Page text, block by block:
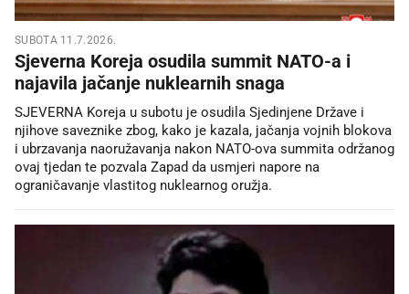
SUBOTA 11.7.2026.
Sjeverna Koreja osudila summit NATO-a i
najavila jačanje nuklearnih snaga
SJEVERNA Koreja u subotu je osudila Sjedinjene Države i
njihove saveznike zbog, kako je kazala, jačanja vojnih blokova
i ubrzavanja naoružavanja nakon NATO-ova summita održanog
ovaj tjedan te pozvala Zapad da usmjeri napore na
ograničavanje vlastitog nuklearnog oružja.